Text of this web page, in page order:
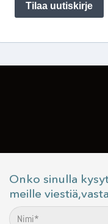
Onko sinulla
meille